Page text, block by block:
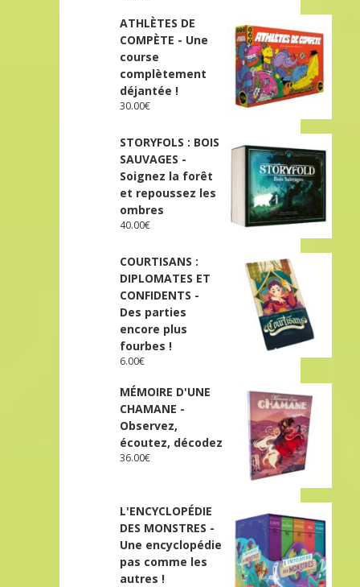
ATHLÈTES DE
COMPÈTE - Une
course
complètement
déjantée !
30.00€
STORYFOLS : BOIS
SAUVAGES -
Soignez la forêt
et repoussez les
ombres
40.00€
COURTISANS :
DIPLOMATES ET
CONFIDENTS -
Des parties
encore plus
fourbes !
6.00€
MÉMOIRE D'UNE
CHAMANE -
Observez,
écoutez, décodez
36.00€
L'ENCYCLOPÉDIE
DES MONSTRES -
Une encyclopédie
pas comme les
autres !